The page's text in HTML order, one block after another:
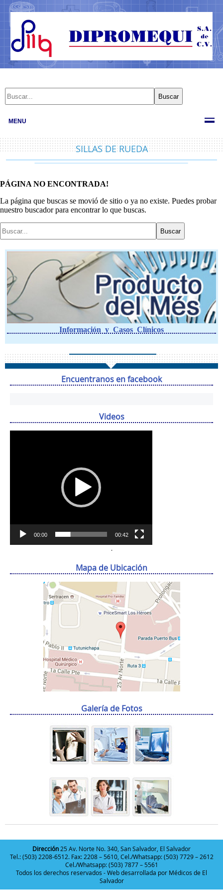
MENU
SILLAS DE RUEDA
PÁGINA NO ENCONTRADA!
La página que buscas se movió de sitio o ya no existe. Puedes probar
nuestro buscador para encontrar lo que buscas.
Información y Casos Clínicos
Encuentranos en facebook
Videos
00:00 00:42
.
Mapa de Ubicación
Galería de Fotos
Dirección25 Av. Norte No. 340, San Salvador, El Salvador
Tel.: (503) 2208-6512. Fax: 2208 – 5610, Cel./Whatsapp: (503) 7729 – 2612
Cel./Whatsapp: (503) 7877 – 5561
Todos los derechos reservados - Web desarrollada por Médicos de El
Salvador